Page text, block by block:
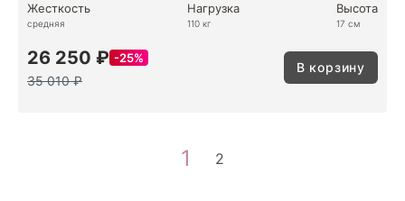
Жесткость
средняя
Нагрузка
110 кг
Высота
17 см
26 250 ₽ 25%
35 010 ₽
В корзину
1 2